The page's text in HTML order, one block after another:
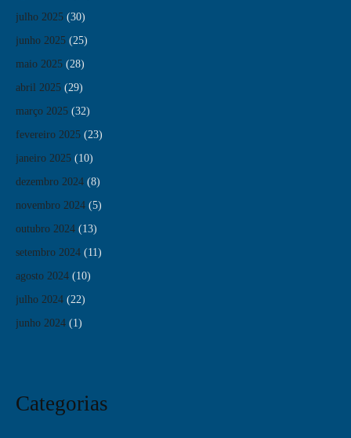
julho 2025 (30)
junho 2025 (25)
maio 2025 (28)
abril 2025 (29)
março 2025 (32)
fevereiro 2025 (23)
janeiro 2025 (10)
dezembro 2024 (8)
novembro 2024 (5)
outubro 2024 (13)
setembro 2024 (11)
agosto 2024 (10)
julho 2024 (22)
junho 2024 (1)
Categorias